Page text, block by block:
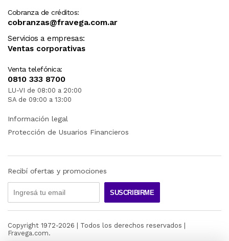
Cobranza de créditos:
cobranzas@fravega.com.ar
Servicios a empresas:
Ventas corporativas
Venta telefónica:
0810 333 8700
LU-VI de 08:00 a 20:00
SA de 09:00 a 13:00
Información legal
Protección de Usuarios Financieros
Recibí ofertas y promociones
SUSCRIBIRME
Copyright 1972-2026 | Todos los derechos reservados |
Fravega.com.